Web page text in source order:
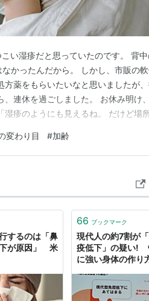
い湿疹だと思っていたのです。 背
かったんだから。 しかし、市販の
薬をもらいたいなと思いましたが、
、連休を過ごしました。 お休み明け
疹のようにも見えるね。 だけど場
した。 でも、違うだろうと思ってい
発疹がな…
変わり目 #加齢
するのは「鼻
が原因」 米
66 ブックマーク
現代人の約7割が
疫低下」の疑い!
に強い身体の作り